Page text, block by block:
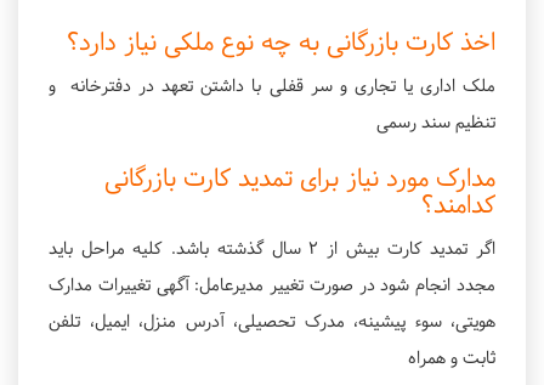
اخذ کارت بازرگانی به چه نوع ملکی نیاز دارد؟
ملک اداری یا تجاری و سر قفلی با داشتن تعهد در دفترخانه و
تنظیم سند رسمی
مدارک مورد نیاز برای تمدید کارت بازرگانی
کدامند؟
اگر تمدید کارت بیش از ۲ سال گذشته باشد. کلیه مراحل باید
مجدد انجام شود در صورت تغییر مدیرعامل: آگهی تغییرات مدارک
هویتی، سوء پیشینه، مدرک تحصیلی، آدرس منزل، ایمیل، تلفن
ثابت و همراه